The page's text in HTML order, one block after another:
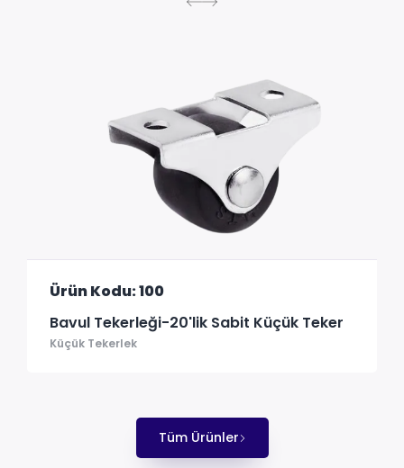
Ürün Kodu: 100
Bavul Tekerleği-20'lik Sabit Küçük Teker
Küçük Tekerlek
Tüm Ürünler